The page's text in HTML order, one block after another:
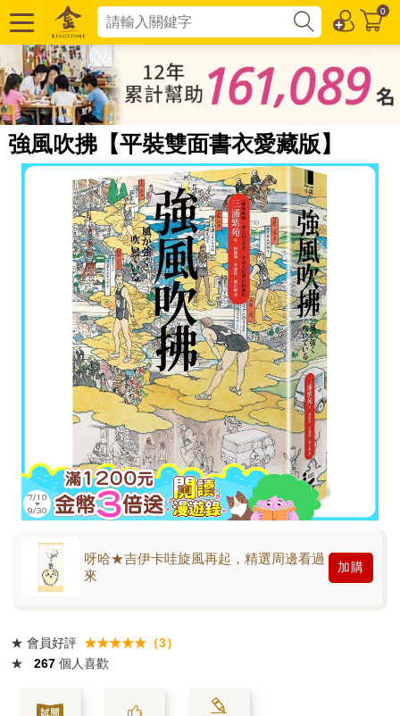
0
強風吹拂【平裝雙面書衣愛藏版】
呀哈★吉伊卡哇旋風再起，精選周邊看過
來
加購
★ 會員好評 ★★★★★（3）
★
267 個人喜歡